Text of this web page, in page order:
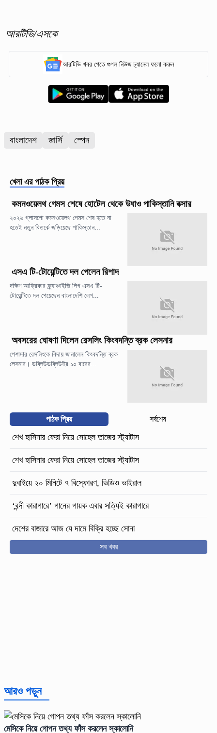
আরটিভি/এসকে
আরটিভি খবর পেতে গুগল নিউজ চ্যানেল ফলো করুন
বাংলাদেশ জার্সি স্পেন
খেলা এর পাঠক প্রিয়
কমনওয়েলথ গেমস শেষে হোটেল থেকে উধাও পাকিস্তানি বক্সার
২০২৬ গ্লাসগো কমনওয়েলথ গেমস শেষ হতে না
হতেই নতুন বিতর্কে জড়িয়েছে পাকিস্তান...
এসএ টি-টোয়েন্টিতে দল পেলেন রিশাদ
দক্ষিণ আফ্রিকার ফ্র্যাঞ্চাইজি লিগ এসএ টি-
টোয়েন্টিতে দল পেয়েছেন বাংলাদেশি লেগ...
অবসরের ঘোষণা দিলেন রেসলিং কিংবদন্তি ব্রক লেসনার
পেশাদার রেসলিংকে বিদায় জানালেন কিংবদন্তি ব্রক
লেসনার। ডব্লিউডব্লিউইর ১০ বারের...
পাঠক প্রিয় সর্বশেষ
শেখ হাসিনার ফেরা নিয়ে সোহেল তাজের স্ট্যাটাস
শেখ হাসিনার ফেরা নিয়ে সোহেল তাজের স্ট্যাটাস
দুবাইয়ে ২০ মিনিটে ৭ বিস্ফোরণ, ভিডিও ভাইরাল
‘বন্দী কারাগারে’ গানের গায়ক এবার সত্যিই কারাগারে
দেশের বাজারে আজ যে দামে বিক্রি হচ্ছে সোনা
সব খবর
আরও পড়ুন
মেসিকে নিয়ে গোপন তথ্য ফাঁস করলেন স্কালোনি